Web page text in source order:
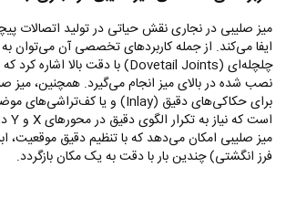
میز صلیبی در نجاری نقش حیاتی در تولید اتصالات
ایفا می‌کند. از جمله کاربردهای تخصصی آن می‌توان
چلچله‌ای (Dovetail Joints) با دقت بالا اشاره کرد
نصب شده در بالای میز انجام می‌گیرد. همچنین، میز
برای حکاکی‌های دقیق (Inlay) و یا کف‌تراشی‌های
است که نیاز به تکرار الگوی دقیق در محورهایX وY
میز صلیبی امکان می‌دهد که با تنظیم دقیق موقعیت،
فرز انگشتی) چندین بار با دقت به یک مکان بازگردد.